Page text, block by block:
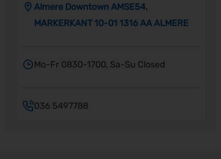
Almere Downtown AMSE54,
MARKERKANT 10-01 1316 AA ALMERE
Mo-Fr 0830-1700, Sa-Su Closed
036 5497788